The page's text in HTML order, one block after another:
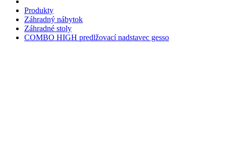
Produkty
Záhradný nábytok
Záhradné stoly
COMBO HIGH predlžovací nadstavec gesso